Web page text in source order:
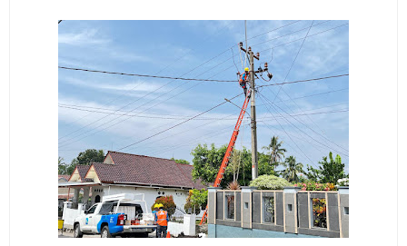
Embun Pagi Rabu 5 Agustus 2026: Tidak Perlu Iri, Kita
Punya Takdir Masing-masing, Hidup yang Terlihat
Mewah, Belum Tentu Indah
Merdeka dari Hawa Nafsu: Korupsi, Judi, dan Maksiat
Agenda Kegiatan Bupati Kuningan Kamis 6 Agustus
2026 Ada Tiga Acara